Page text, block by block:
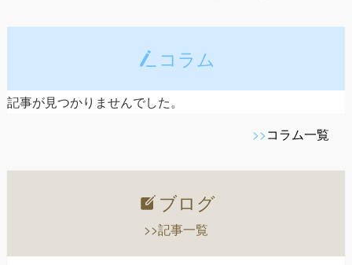
コラム
記事が見つかりませんでした。
>>コラム一覧
ブログ
>>記事一覧